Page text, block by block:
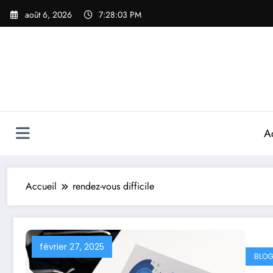
Aller
août 6, 2026 7:28:03 PM
Accueil rendez-vous difficile
février 27, 2025